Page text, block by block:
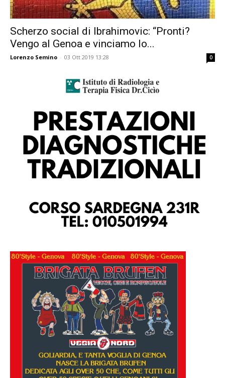
Scherzo social di Ibrahimovic: “Pronti?
Vengo al Genoa e vinciamo lo...
Lorenzo Semino - 03 Ott 2019 13:28 0